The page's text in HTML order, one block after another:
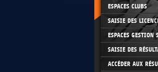
ESPACES CLUBS
SAISIE DES
ESPACES GESTION
SAISIE DES
ACCÉDER AUX